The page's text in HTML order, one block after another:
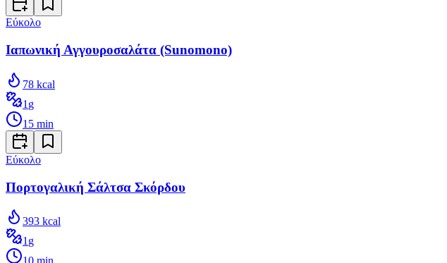
Εύκολο
Ιαπωνική Αγγουροσαλάτα (Sunomono)
78 kcal
1 g
15 min
Εύκολο
Πορτογαλική Σάλτσα Σκόρδου
393 kcal
1 g